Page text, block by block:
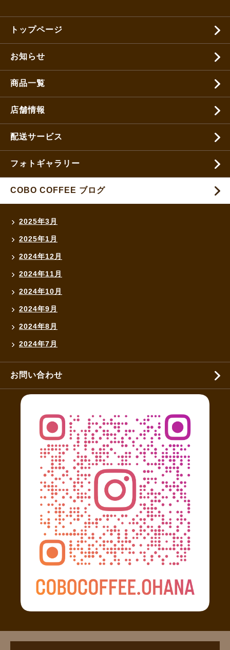
トップページ
お知らせ
商品一覧
店舗情報
配送サービス
フォトギャラリー
COBO COFFEE ブログ
2025年3月
2025年1月
2024年12月
2024年11月
2024年10月
2024年9月
2024年8月
2024年7月
お問い合わせ